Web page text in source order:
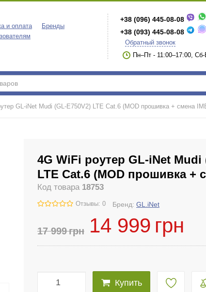
и оплата
Бренды
+38 (096) 445-08-08
+38 (093) 445-08-08
Обратный звонок
Пн–Пт - 11:00–17:00,
GL-iNet Mudi (GL-E750V2) LTE Cat.6 (MOD прошивка + смена
4G WiFi роутер GL-iNet Mudi
LTE Cat.6 (MOD прошивка +
Код товара 18753
Отзывы: 0 Бренд: GL.iNet
17 999грн 14 999 грн
Купить